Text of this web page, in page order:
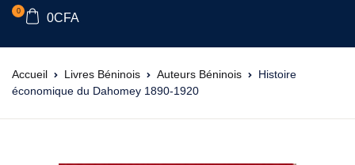
0
0CFA
Accueil Livres Béninois Auteurs Béninois
Histoire
économique du Dahomey 1890-1920